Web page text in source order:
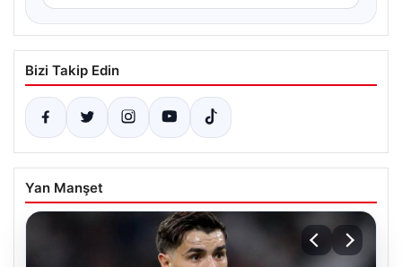
Bizi Takip Edin
Yan Manşet